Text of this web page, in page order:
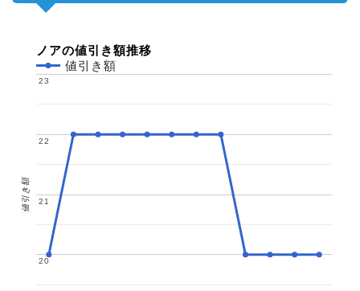
ノアの値引き額推移
値引き額
20
20
21
21
22
22
23
23
値引き額